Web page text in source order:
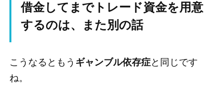
借金してまでトレード資金を用意
するのは、また別の話
こうなるともう ギャンブル依存症と同じです
ね。